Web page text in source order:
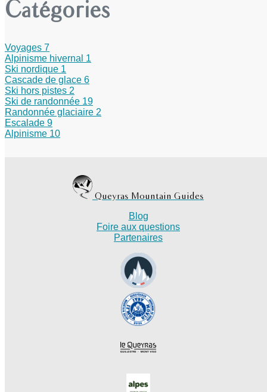
Catégories
Voyages 7
Alpinisme hivernal 1
Ski nordique 1
Cascade de glace 6
Ski hors pistes 2
Ski de randonnée 19
Randonnée glaciaire 2
Escalade 9
Alpinisme 10
Queyras Mountain Guides
Blog
Foire aux questions
Partenaires